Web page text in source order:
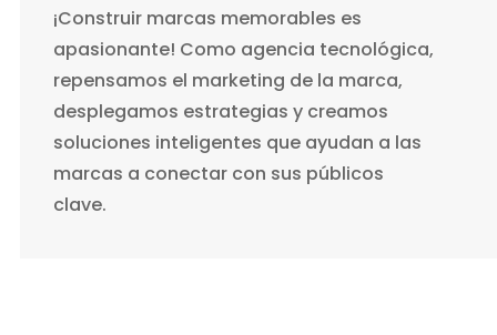
¡Construir marcas memorables es
apasionante! Como agencia tecnológica,
repensamos el marketing de la marca,
desplegamos estrategias y creamos
soluciones inteligentes que ayudan a las
marcas a conectar con sus públicos
clave.